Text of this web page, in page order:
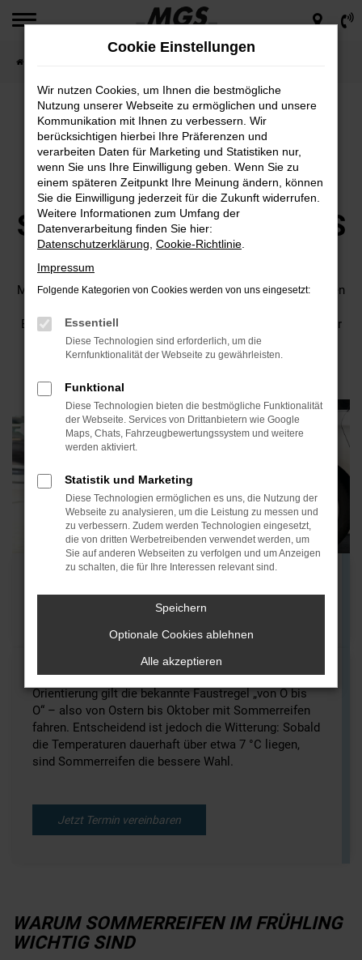
Zum
springen
Reifenwechsel von
Winter- auf
Sommerreifen beim MGS
Motor Gruppe Sticht
Mit steigenden Temperaturen im Frühjahr wird es Zeit für den
Bereifung sorgt nicht nur für mehr Fahrkomfort, sondern vor
allem für Sicherheit im Straßenverkehr.Beim MGS Motor
Gruppe Sticht sind Sie dabei bestens aufgehoben.
SOMMERREIFEN WECHSELN?
Eine feste gesetzliche Frist gibt es nicht. Als grobe
Orientierung gilt die bekannte Faustregel „von O bis
O“ – also von Ostern bis Oktober mit Sommerreifen
fahren. Entscheidend ist jedoch die Witterung: Sobald
die Temperaturen dauerhaft über etwa 7 °C liegen,
sind Sommerreifen die bessere Wahl.
Jetzt Termin vereinbaren
WARUM SOMMERREIFEN IM FRÜHLING
WICHTIG SIND
Cookie Einstellungen
Wir nutzen Cookies, um Ihnen die bestmögliche
Nutzung unserer Webseite zu ermöglichen und unsere
Kommunikation mit Ihnen zu verbessern. Wir
berücksichtigen hierbei Ihre Präferenzen und
verarbeiten Daten für Marketing und Statistiken nur,
wenn Sie uns Ihre Einwilligung geben. Wenn Sie zu
einem späteren Zeitpunkt Ihre Meinung ändern, können
Sie die Einwilligung jederzeit für die Zukunft widerrufen.
Weitere Informationen zum Umfang der
Datenverarbeitung finden Sie hier:
Datenschutzerklärung Cookie-Richtlinie
Impressum
Folgende Kategorien von Cookies werden von uns eingesetzt:
Essentiell
Diese Technologien sind erforderlich, um die
Kernfunktionalität der Webseite zu gewährleisten.
Funktional
Diese Technologien bieten die bestmögliche Funktionalität
der Webseite. Services von Drittanbietern wie Google
Maps, Chats, Fahrzeugbewertungssystem und weitere
werden aktiviert.
Statistik und Marketing
Diese Technologien ermöglichen es uns, die Nutzung der
Webseite zu analysieren, um die Leistung zu messen und
zu verbessern. Zudem werden Technologien eingesetzt,
die von dritten Werbetreibenden verwendet werden, um
Sie auf anderen Webseiten zu verfolgen und um Anzeigen
zu schalten, die für Ihre Interessen relevant sind.
Speichern
Optionale Cookies ablehnen
Alle akzeptieren